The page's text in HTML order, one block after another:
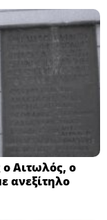
ο Αιτωλός, ο
ανεξίτηλο